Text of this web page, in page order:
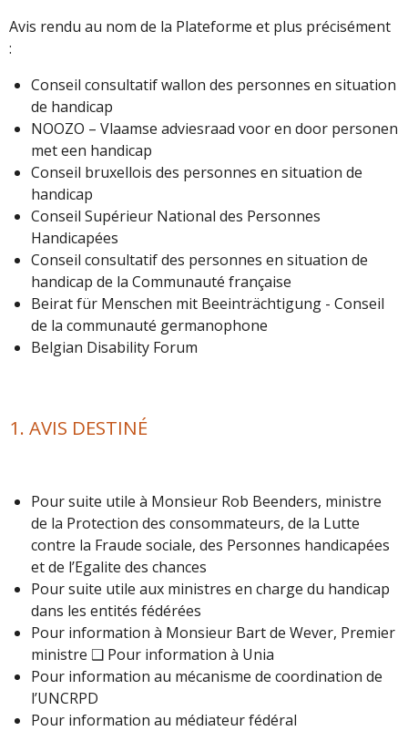
Avis rendu au nom de la Plateforme et plus précisément
:
Conseil consultatif wallon des personnes en situation
de handicap
NOOZO – Vlaamse adviesraad voor en door personen
met een handicap
Conseil bruxellois des personnes en situation de
handicap
Conseil Supérieur National des Personnes
Handicapées
Conseil consultatif des personnes en situation de
handicap de la Communauté française
Beirat für Menschen mit Beeinträchtigung - Conseil
de la communauté germanophone
Belgian Disability Forum
1. AVIS DESTINÉ
Pour suite utile à Monsieur Rob Beenders, ministre
de la Protection des consommateurs, de la Lutte
contre la Fraude sociale, des Personnes handicapées
et de l’Egalite des chances
Pour suite utile aux ministres en charge du handicap
dans les entités fédérées
Pour information à Monsieur Bart de Wever, Premier
ministre ❑ Pour information à Unia
Pour information au mécanisme de coordination de
l’UNCRPD
Pour information au médiateur fédéral